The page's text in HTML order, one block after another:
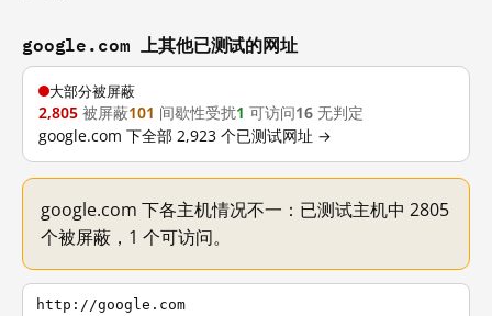
google.com 上其他已测试的网址
大部分被屏蔽
2,805 被屏蔽101 间歇性受扰1 可访问16 无判定
google.com 下全部 2,923 个已测试网址 →
google.com 下各主机情况不一：已测试主机中 2805
个被屏蔽，1 个可访问。
http://google.com